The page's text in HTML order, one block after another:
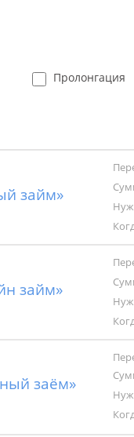
Пролонгация
займ»
займ»
заём»